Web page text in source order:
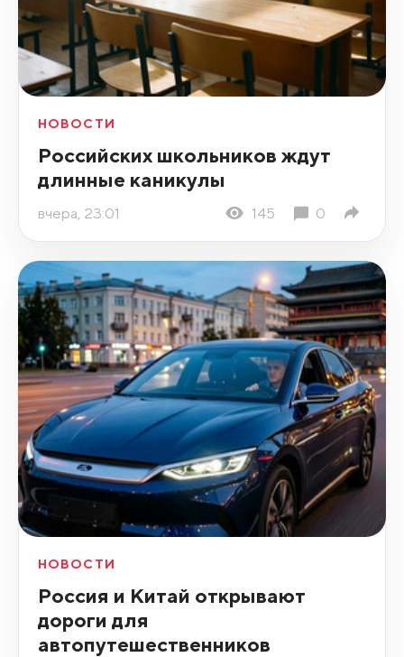
НОВОСТИ
Российских школьников ждут
длинные каникулы
вчера, 23:01 145 0
НОВОСТИ
Россия и Китай открывают
дороги для
автопутешественников